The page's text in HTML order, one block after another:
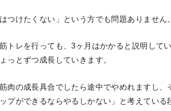
つけたくない」という方でも問題ありません。
トレを行っても、3ヶ月はかかると説明して
っとずつ成長していきます。
肉の成長具合でしたら途中でやめれますし、
プができるならやるしかない」と考えている